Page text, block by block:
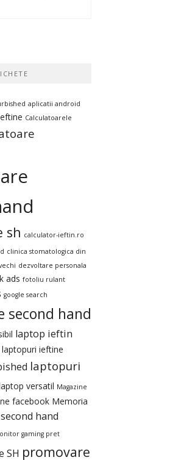
aplicatii android
Calculatoarele
sh calculator-ieftin.ro
clinica stomatologica din
dezvoltare personala
ads fotoliu rulant
google search
second hand
laptop ieftin
laptopuri ieftine
laptopuri
versatil Magazine
facebook Memoria
hand
gaming pret
SH promovare